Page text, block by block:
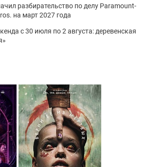
разбирательство по делу Paramount-
на март 2027 года
с 30 июля по 2 августа: деревенская